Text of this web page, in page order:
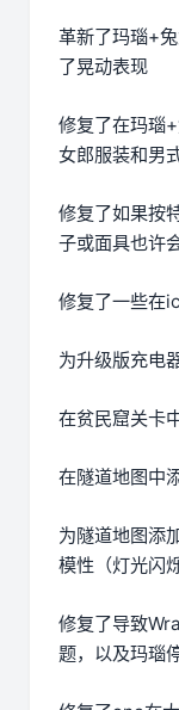
革新了玛瑙+
了晃动表现
修复了在玛瑙
女郎服装和男
修复了如果按
子或面具也许
修复了一些在
为升级版充电
在贫民窟关卡
在隧道地图中
为隧道地图添
模性（灯光闪
修复了导致
题，以及玛瑙